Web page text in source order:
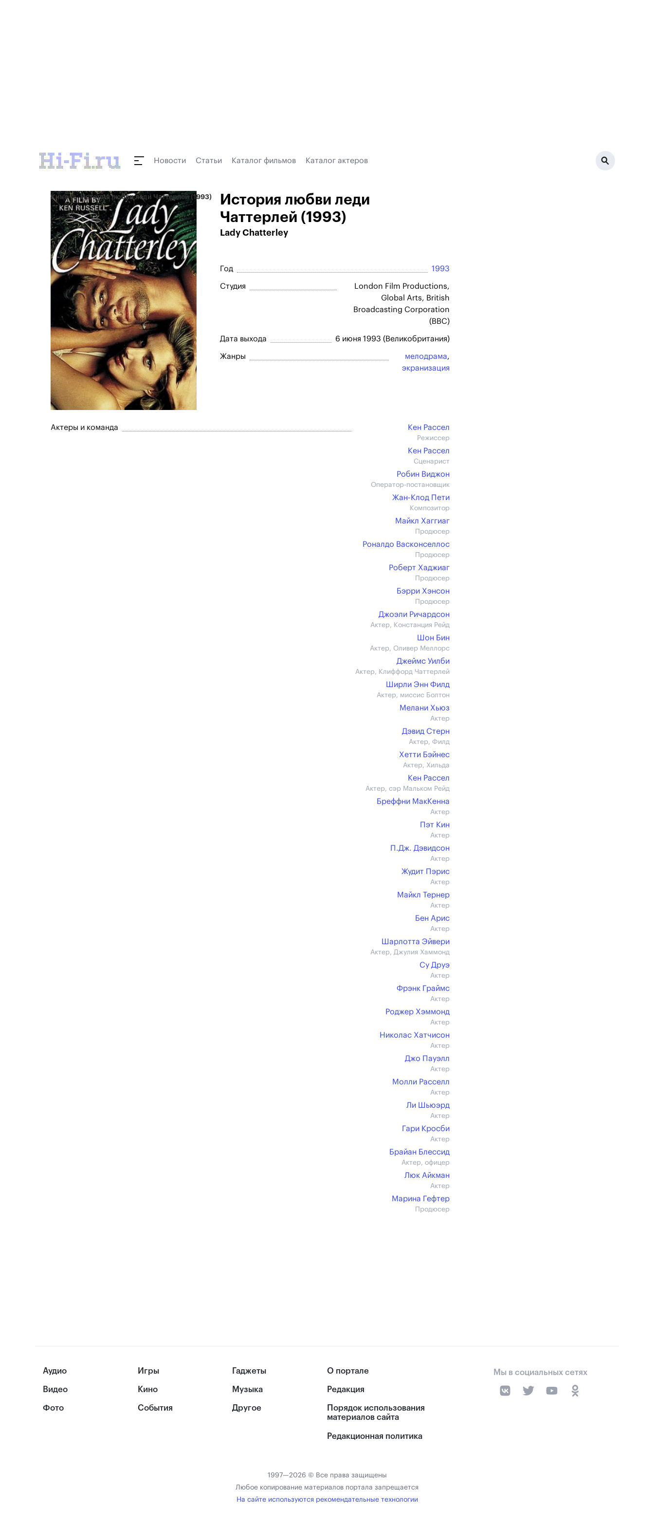
Новости Статьи Каталог фильмов Каталог актеров
Кино История любви леди Чаттерлей (1993)
История любви леди
Чаттерлей (1993)
Lady Chatterley
Год 1993
Студия
London Film Productions,
Global Arts, British
Broadcasting Corporation
(BBC)
Дата выхода 6 июня 1993 (Великобритания)
Жанры мелодрама,
экранизация
Актеры и команда Кен Рассел
Режиссер
Кен Рассел
Сценарист
Робин Виджон
Оператор-постановщик
Жан-Клод Пети
Композитор
Майкл Хаггиаг
Продюсер
Роналдо Васконселлос
Продюсер
Роберт Хаджиаг
Продюсер
Бэрри Хэнсон
Продюсер
Джоэли Ричардсон
Актер, Констанция Рейд
Шон Бин
Актер, Оливер Меллорс
Джеймс Уилби
Актер, Клиффорд Чаттерлей
Ширли Энн Филд
Актер, миссис Болтон
Мелани Хьюз
Актер
Дэвид Стерн
Актер, Филд
Хетти Бэйнес
Актер, Хильда
Кен Рассел
Актер, сэр Мальком Рейд
Бреффни МакКенна
Актер
Пэт Кин
Актер
П.Дж. Дэвидсон
Актер
Жудит Пэрис
Актер
Майкл Тернер
Актер
Бен Арис
Актер
Шарлотта Эйвери
Актер, Джулия Хаммонд
Су Друэ
Актер
Фрэнк Граймс
Актер
Роджер Хэммонд
Актер
Николас Хатчисон
Актер
Джо Пауэлл
Актер
Молли Расселл
Актер
Ли Шьюэрд
Актер
Гари Кросби
Актер
Брайан Блессид
Актер, офицер
Люк Айкман
Актер
Марина Гефтер
Продюсер
Аудио
Видео
Фото
Игры
Кино
События
Гаджеты
Музыка
Другое
О портале
Редакция
Порядок использования
материалов сайта
Редакционная политика
Мы в социальных сетях
1997—2026 © Все права защищены
Любое копирование материалов портала запрещается
На сайте используются рекомендательные технологии